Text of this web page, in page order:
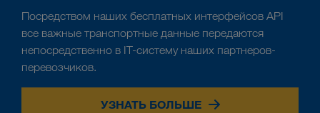
Посредством наших бесплатных интерфейсов API
все важные транспортные данные передаются
непосредственно в IT-систему наших партнеров-
перевозчиков.
УЗНАТЬ БОЛЬШЕ